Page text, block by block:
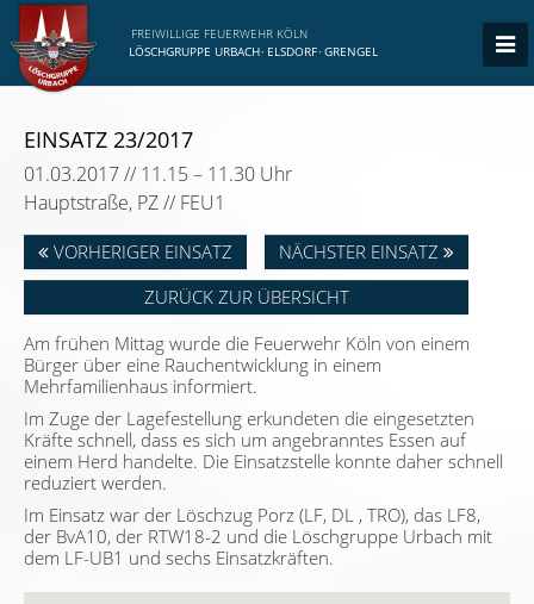
FREIWILLIGE FEUERWEHR KÖLN
LÖSCHGRUPPE URBACH· ELSDORF· GRENGEL
EINSATZ 23/2017
01.03.2017 // 11.15 – 11.30 Uhr
Hauptstraße, PZ // FEU1
VORHERIGER EINSATZ
NÄCHSTER EINSATZ
ZURÜCK ZUR ÜBERSICHT
Am frühen Mittag wurde die Feuerwehr Köln von einem
Bürger über eine Rauchentwicklung in einem
Mehrfamilienhaus informiert.
Im Zuge der Lagefestellung erkundeten die eingesetzten
Kräfte schnell, dass es sich um angebranntes Essen auf
einem Herd handelte. Die Einsatzstelle konnte daher schnell
reduziert werden.
Im Einsatz war der Löschzug Porz (LF, DL , TRO), das LF8,
der BvA10, der RTW18-2 und die Löschgruppe Urbach mit
dem LF-UB1 und sechs Einsatzkräften.